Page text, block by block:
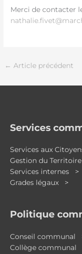
Merci de contacter
← Article précédent
Services
Services aux
Gestion du
Services internes >
Grades légaux >
Politique
Conseil communal
Collège communal